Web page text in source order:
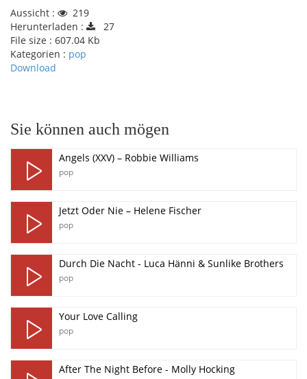
Play /
Aussicht :
219
Herunterladen :
27
File size : 607.04 Kb
Kategorien : pop
Download
Sie können auch mögen
Angels (XXV) – Robbie Williams
pop
Jetzt Oder Nie – Helene Fischer
pop
Durch Die Nacht - Luca Hänni & Sunlike Brothers
pop
Your Love Calling
pop
After The Night Before - Molly Hocking